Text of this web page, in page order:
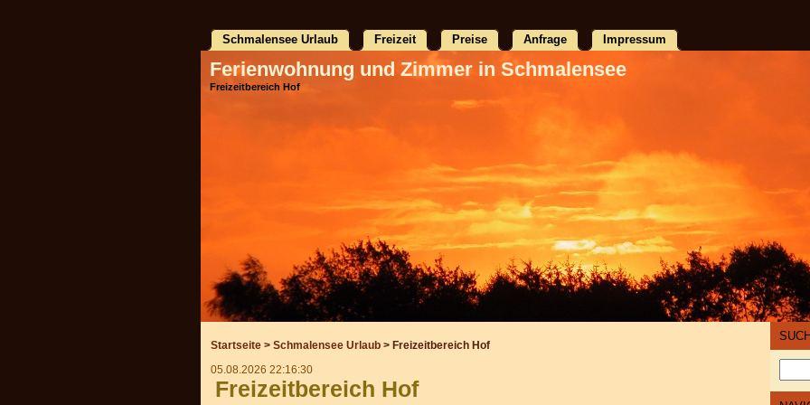
Schmalensee Urlaub Freizeit Preise Anfrage Impressum
Ferienwohnung und Zimmer in Schmalensee
Freizeitbereich Hof
Startseite > Schmalensee Urlaub > Freizeitbereich Hof
05.08.2026 22:16:30
Freizeitbereich Hof